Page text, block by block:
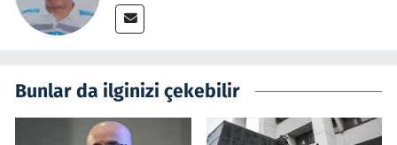
Bunlar da ilginizi çekebilir